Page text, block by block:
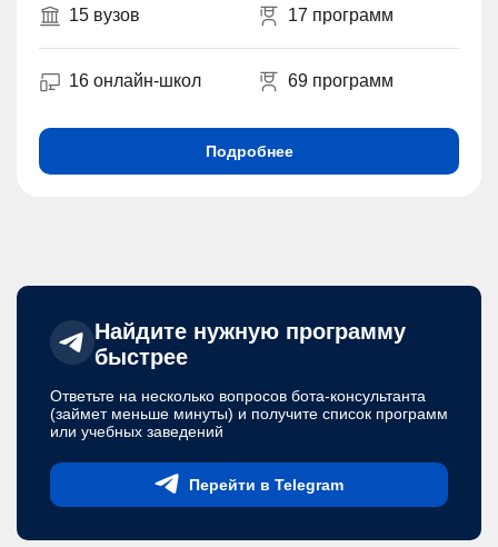
15 вузов 17 программ
16 онлайн-школ 69 программ
Подробнее
Найдите нужную программу
быстрее
Ответьте на несколько вопросов бота-консультанта
(займет меньше минуты) и получите список программ
или учебных заведений
Перейти в Telegram